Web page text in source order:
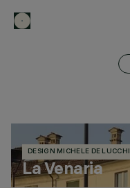
DESIGN MICHELE DE LUCCHI
La Venaria